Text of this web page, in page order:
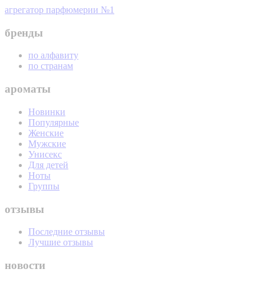
агрегатор парфюмерии №1
бренды
по алфавиту
по странам
ароматы
Новинки
Популярные
Женские
Мужские
Унисекс
Для детей
Ноты
Группы
отзывы
Последние отзывы
Лучшие отзывы
новости